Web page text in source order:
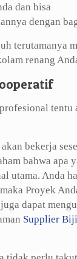
dan bisa
dengan
terutamanya
renang
tentu
bekerja
bahwa apa
utama. Anda
Proyek
dapat
Supplier